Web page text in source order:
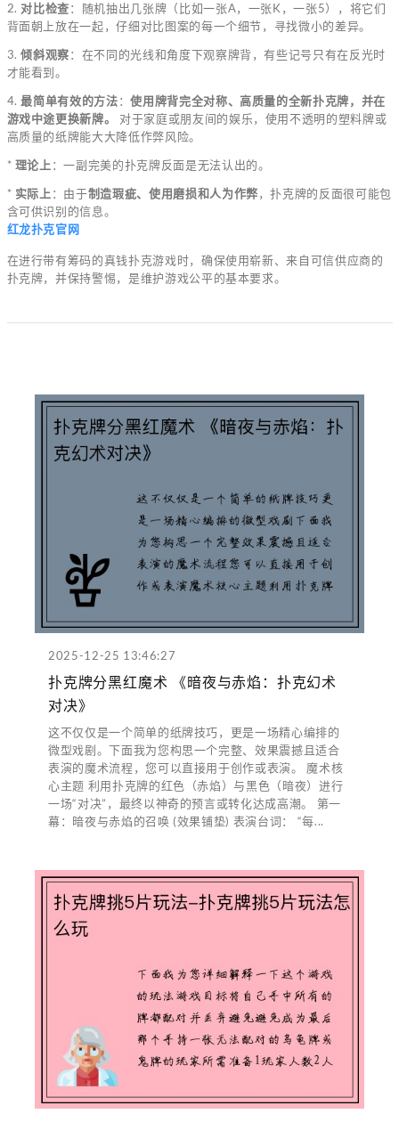
2. 对比检查：随机抽出几张牌（比如一张A，一张K，一张5），将它们
背面朝上放在一起，仔细对比图案的每一个细节，寻找微小的差异。
3.倾斜观察：在不同的光线和角度下观察牌背，有些记号只有在反光时
才能看到。
4.最简单有效的方法：使用牌背完全对称、高质量的全新扑克牌，并在
游戏中途更换新牌。
对于家庭或朋友间的娱乐，使用不透明的塑料牌或
高质量的纸牌能大大降低作弊风险。
* 理论上 ：一副完美的扑克牌反面是无法认出的。
* 实际上 ：由于制造瑕疵、使用磨损和人为作弊，扑克牌的反面很可能包
含可供识别的信息。
红龙扑克官网
在进行带有筹码的真钱扑克游戏时，确保使用崭新、来自可信供应商的
扑克牌，并保持警惕，是维护游戏公平的基本要求。
2025-12-25 13:46:27
扑克牌分黑红魔术 《暗夜与赤焰：扑克幻术
对决》
这不仅仅是一个简单的纸牌技巧，更是一场精心编排的
微型戏剧。下面我为您构思一个完整、效果震撼且适合
表演的魔术流程，您可以直接用于创作或表演。 魔术核
心主题 利用扑克牌的红色（赤焰）与黑色（暗夜）进行
一场“对决”，最终以神奇的预言或转化达成高潮。 第一
幕：暗夜与赤焰的召唤 (效果铺垫) 表演台词： “每...